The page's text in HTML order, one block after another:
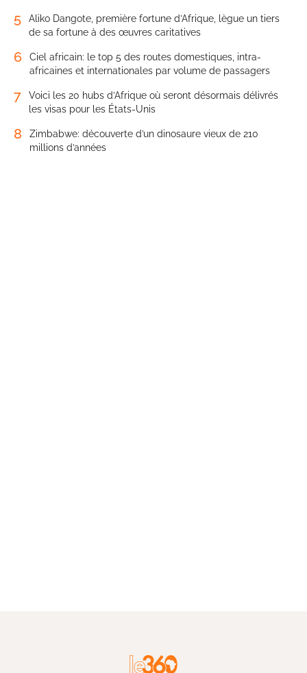
5
Aliko Dangote, première fortune d’Afrique, lègue un tiers
de sa fortune à des œuvres caritatives
6
Ciel africain: le top 5 des routes domestiques, intra-
africaines et internationales par volume de passagers
7
Voici les 20 hubs d’Afrique où seront désormais délivrés
les visas pour les États-Unis
8
Zimbabwe: découverte d’un dinosaure vieux de 210
millions d’années